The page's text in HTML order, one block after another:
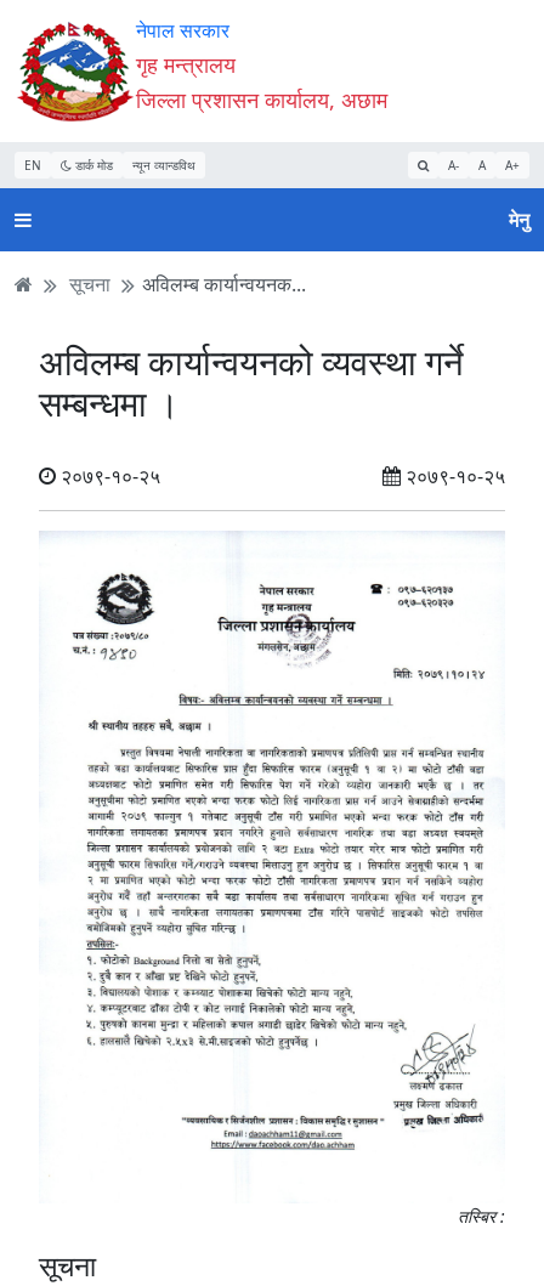
Accessibility
Mode
सुरु
गर्नुहोस्
सामाग्री
पढ्नुहाेस्
नेभिगेसन
पढ्नुहाेस्
वेबसाइट
खोजमा
जानुहोस्
नेपाल सरकार
गृह मन्त्रालय
जिल्ला प्रशासन कार्यालय, अछाम
EN डार्क मोड न्यून व्यान्डविथ A- A A+
मेनु
सूचना अविलम्ब कार्यान्वयनक...
अविलम्ब कार्यान्वयनको व्यवस्था गर्ने
सम्बन्धमा ।
२०७९-१०-२५ २०७९-१०-२५
तस्बिर :
सूचना